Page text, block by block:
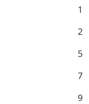
1
2
5
7
9